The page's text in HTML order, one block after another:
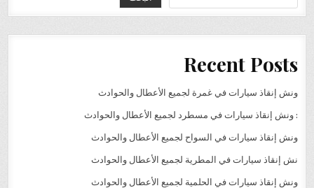
Recent Posts
ونش إنقاذ سيارات في غمرة لجميع الأعطال والحوادث
: ونش إنقاذ سيارات في مسطرد لجميع الأعطال والحوادث
ونش إنقاذ سيارات في السواح لجميع الأعطال والحوادث
نش إنقاذ سيارات في المطرية لجميع الأعطال والحوادث
ونش إنقاذ سيارات في الحلمية لجميع الأعطال والحوادث